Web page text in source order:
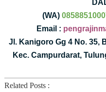
(WA)
Email :
Jl. Kanigoro Gg 4 No. 35,
Kec. Campurdarat,
Related Posts :